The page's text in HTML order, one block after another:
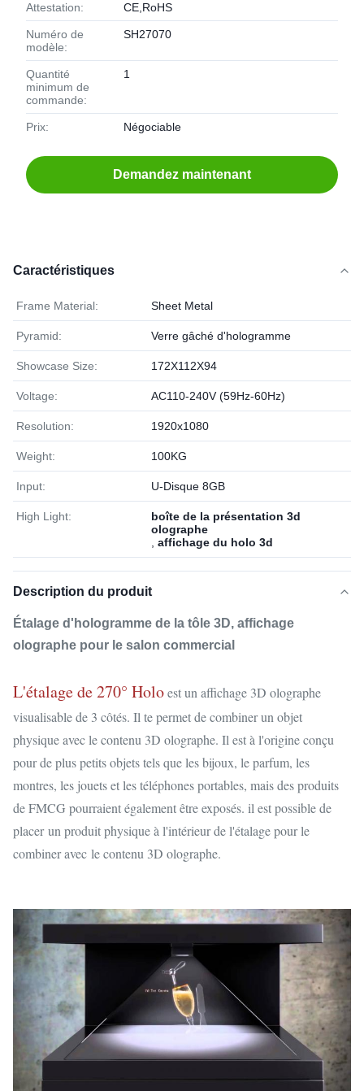
Attestation: CE,RoHS
Numéro de
modèle:
SH27070
Quantité
minimum de
commande:
1
Prix: Négociable
Demandez maintenant
Caractéristiques
Frame Material: Sheet Metal
Pyramid: Verre gâché d'hologramme
Showcase Size: 172X112X94
Voltage: AC110-240V (59Hz-60Hz)
Resolution: 1920x1080
Weight: 100KG
Input: U-Disque 8GB
High Light:
boîte de la présentation 3d
olographe
affichage du holo 3d
Description du produit
Étalage d'hologramme de la tôle 3D, affichage
olographe pour le salon commercial
L'étalage de 270° Holoest un affichage 3D olographe
visualisable de 3 côtés. Il te permet de combiner un objet
physique avec le contenu 3D olographe. Il est à l'origine conçu
pour de plus petits objets tels que les bijoux, le parfum, les
montres, les jouets et les téléphones portables, mais des produits
de FMCG pourraient également être exposés. il est possible de
placer un produit physique à l'intérieur de l'étalage pour le
combiner avec le contenu 3D olographe.